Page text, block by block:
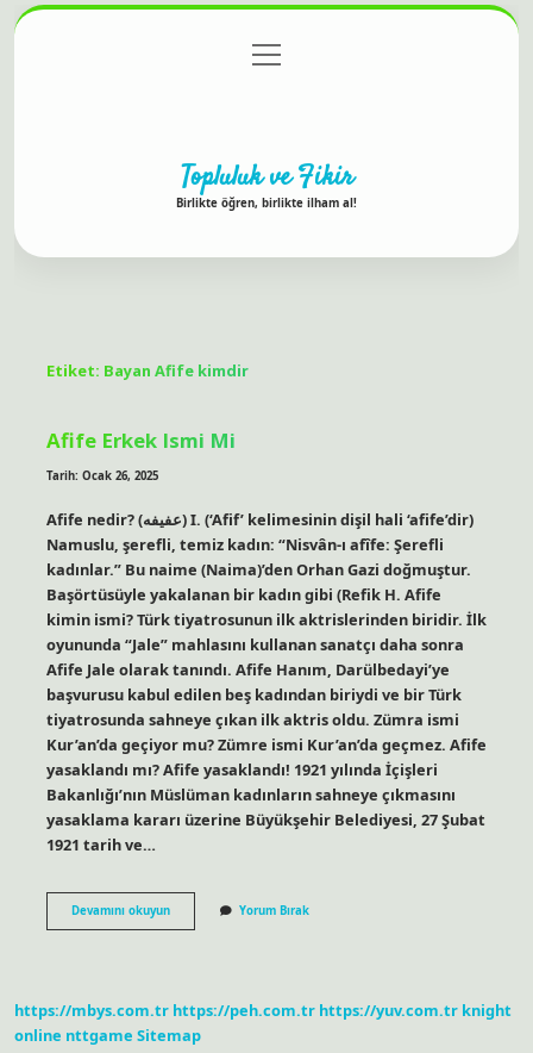
Gizlilik Politikası
menüyü
aç
Topluluk ve Fikir
Birlikte öğren, birlikte ilham al!
Etiket: Bayan Afife kimdir
Afife Erkek Ismi Mi
Tarih: Ocak 26, 2025
Afife nedir? (ﻋﻔﻴﻔﻪ) I. (‘Afіf’ kelimesinin dişil hali ‘afіfe’dir)
Namuslu, şerefli, temiz kadın: “Nisvân-ı afîfe: Şerefli
kadınlar.” Bu naime (Naima)’den Orhan Gazi doğmuştur.
Başörtüsüyle yakalanan bir kadın gibi (Refik H. Afife
kimin ismi? Türk tiyatrosunun ilk aktrislerinden biridir. İlk
oyununda “Jale” mahlasını kullanan sanatçı daha sonra
Afife Jale olarak tanındı. Afife Hanım, Darülbedayi’ye
başvurusu kabul edilen beş kadından biriydi ve bir Türk
tiyatrosunda sahneye çıkan ilk aktris oldu. Zümra ismi
Kur’an’da geçiyor mu? Zümre ismi Kur’an’da geçmez. Afife
yasaklandı mı? Afife yasaklandı! 1921 yılında İçişleri
Bakanlığı’nın Müslüman kadınların sahneye çıkmasını
yasaklama kararı üzerine Büyükşehir Belediyesi, 27 Şubat
1921 tarih ve…
Devamını okuyunAfife
Erkek
Yorum Bırak
https://mbys.com.tr https://peh.com.tr https://yuv.com.tr knight
online nttgame Sitemap